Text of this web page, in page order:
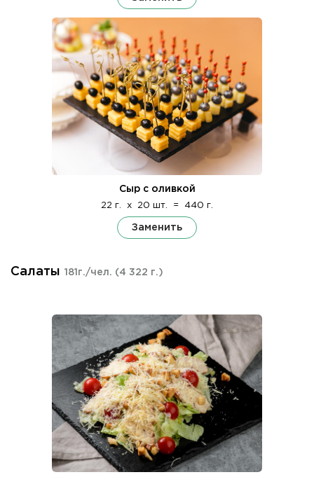
Сыр с оливкой
22 г. x 20 шт. = 440 г.
Заменить
Салаты 181г./чел. (4 322 г.)